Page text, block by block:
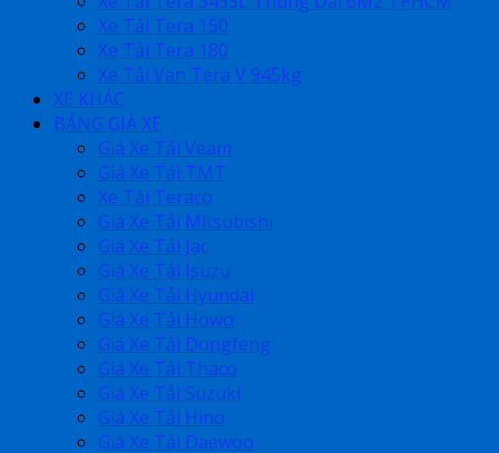
Xe Tải Tera 150
Xe Tải Tera 180
Xe Tải Van Tera V 945kg
XE KHÁC
BẢNG GIÁ XE
Giá Xe Tải Veam
Giá Xe Tải TMT
Xe Tải Teraco
Giá Xe Tải Mitsubishi
Giá Xe Tải Jac
Giá Xe Tải Isuzu
Giá Xe Tải Hyundai
Giá Xe Tải Howo
Giá Xe Tải Dongfeng
Giá Xe Tải Thaco
Giá Xe Tải Suzuki
Giá Xe Tải Hino
Giá Xe Tải Daewoo